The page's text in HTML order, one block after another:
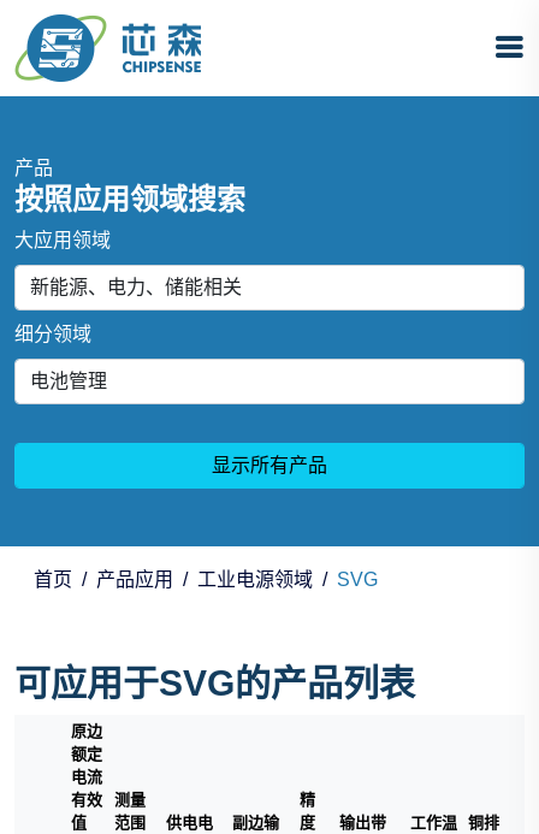
产品
按照应用领域搜索
大应用领域
细分领域
显示所有产品
首页 产品应用 工业电源领域 SVG
可应用于SVG的产品列表
原边
额定
电流
有效
值
测量
范围
供电电
副边输
精
度
输出带
工作温 铜排